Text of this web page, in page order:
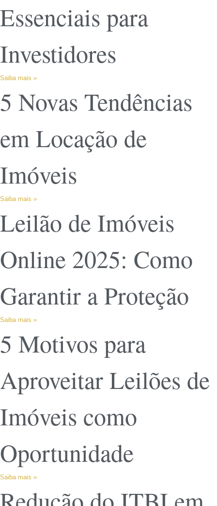
Essenciais para
Investidores
Saiba mais »
5 Novas Tendências
em Locação de
Imóveis
Saiba mais »
Leilão de Imóveis
Online 2025: Como
Garantir a Proteção
Saiba mais »
5 Motivos para
Aproveitar Leilões de
Imóveis como
Oportunidade
Saiba mais »